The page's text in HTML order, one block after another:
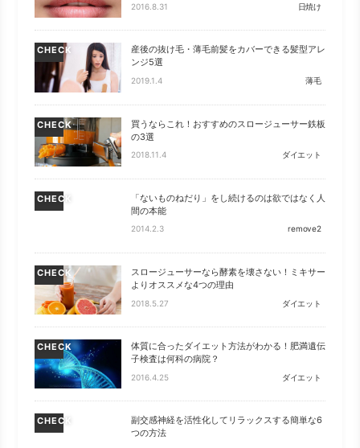
2016.8.31 日焼け
CHECK
産後の抜け毛・薄毛前髪をカバーできる髪型アレ
ンジ5選
2019.1.4 薄毛
CHECK
買うならこれ！おすすめのスロージューサー鉄板
の3選
2018.11.4 ダイエット
CHECK
「ないものねだり」をし続けるのは欲ではなく人
間の本能
2014.2.3 remove2
CHECK
スロージューサーなら酵素を壊さない！ミキサー
よりオススメな4つの理由
2018.5.27 ダイエット
CHECK
体質に合ったダイエット方法がわかる！肥満遺伝
子検査は何科の病院？
2016.4.25 ダイエット
CHECK
副交感神経を活性化してリラックスする簡単な6
つの方法